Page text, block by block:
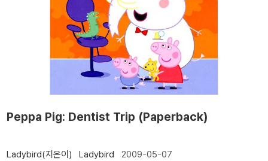
Peppa Pig: Dentist Trip (Paperback)
Ladybird(지은이) Ladybird 2009-05-07